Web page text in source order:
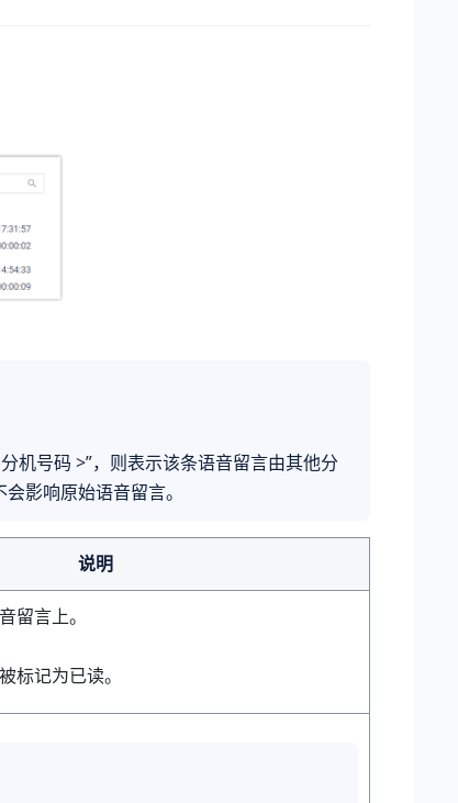
机号码 >”，则表示该条语音留言由其他分
影响原始语音留言。
说明
留言上。
标记为已读。